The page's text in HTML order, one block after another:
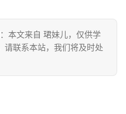
本文来自 珺妹儿，仅供学
请联系本站，我们将及时处